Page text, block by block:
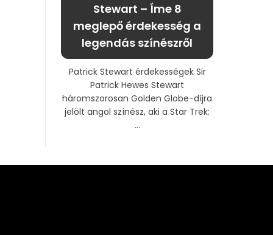
Stewart – Íme 8
meglepő érdekesség a
legendás színészről
Patrick Stewart érdekességek Sir
Patrick Hewes Stewart
háromszorosan Golden Globe-díjra
jelölt angol színész, aki a Star Trek:
...